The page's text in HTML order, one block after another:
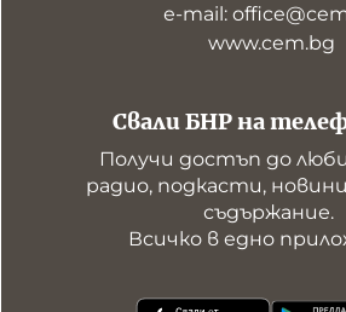
Свали БНР на
Получи достъп до
радио, подкасти,
съдържание.
Всичко в едно
е-mail:
www.cem.bg